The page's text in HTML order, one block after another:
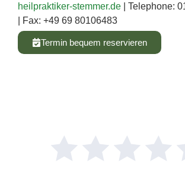
heilpraktiker-stemmer.de | Telephone:
| Fax: ‭+49 69 80106483‬
Termin bequem reservieren